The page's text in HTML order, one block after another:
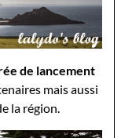
de lancement
mais aussi
la région.